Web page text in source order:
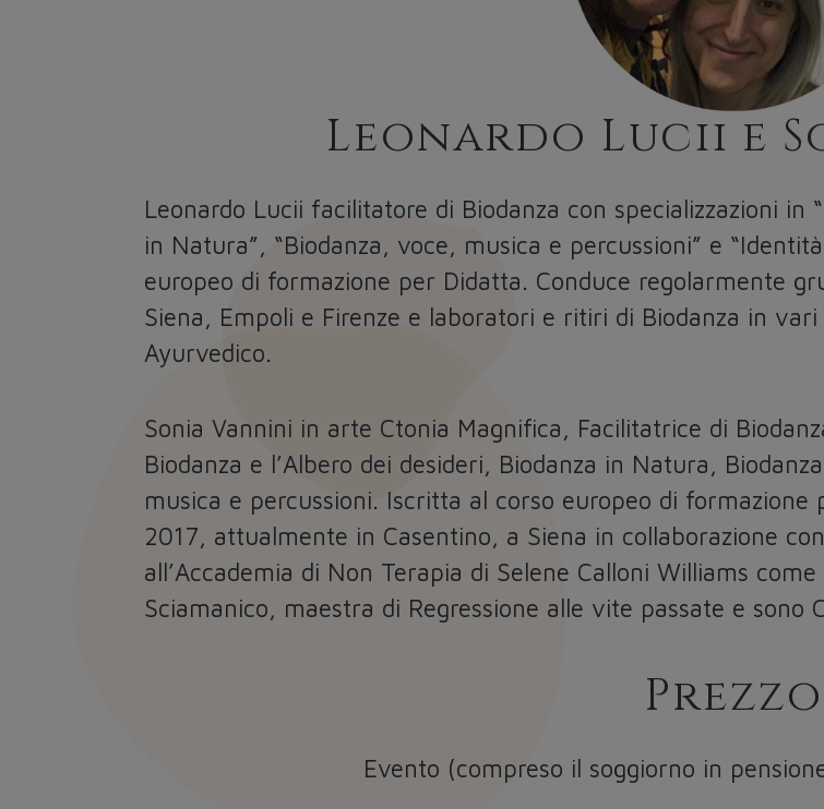
Leonardo Lucii e
Leonardo Lucii facilitatore di Biodanza con specializzazioni in
in Natura”, “Biodanza, voce, musica e percussioni” e
europeo di formazione per Didatta. Conduce regolarmente
Siena, Empoli e Firenze e laboratori e ritiri di Biodanza in
Ayurvedico.
Sonia Vannini in arte Ctonia Magnifica, Facilitatrice di
Biodanza e l’Albero dei desideri, Biodanza in Natura,
musica e percussioni. Iscritta al corso europeo di
2017, attualmente in Casentino, a Siena in collaborazione
all’Accademia di Non Terapia di Selene Calloni Williams
Sciamanico, maestra di Regressione alle vite passate e sono
Prezzo
Evento (compreso il soggiorno in